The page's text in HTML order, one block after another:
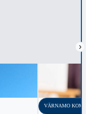
›
VÄRNAMO